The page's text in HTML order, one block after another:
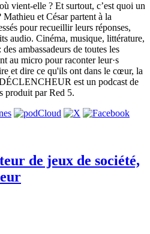
vient-elle ? Et surtout, c’est quoi un
Mathieu et César partent à la
pour recueillir leurs réponses,
audio. Cinéma, musique, littérature,
ambassadeurs de toutes les
au micro pour raconter leur·s
et dire ce qu'ils ont dans le cœur, la
est un podcast de
produit par Red 5.
de jeux de société,